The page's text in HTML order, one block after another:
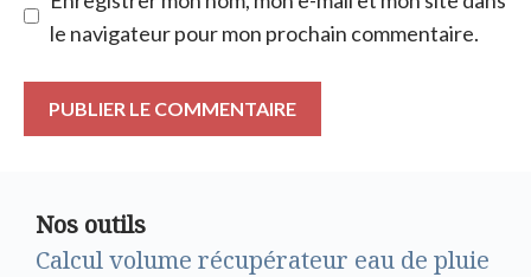
le navigateur pour mon prochain commentaire.
Nos outils
Calcul volume récupérateur eau de pluie